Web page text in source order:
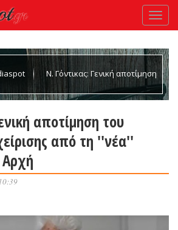
Ν. Γόντικας: Γενική αποτίμηση
αποτίμηση του
από τη ''νέα''
Αρχή